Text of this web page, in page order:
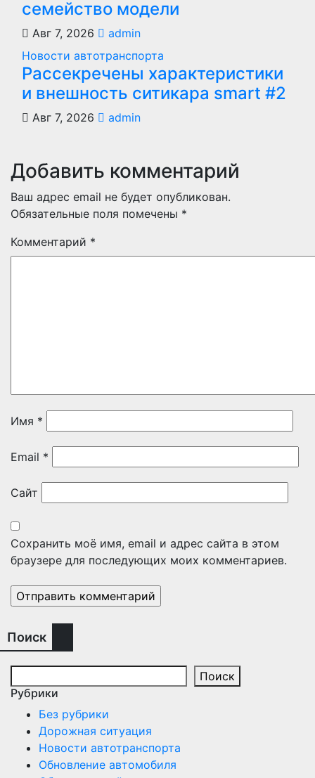
семейство модели
Авг 7, 2026
admin
Новости автотранспорта
Рассекречены характеристики
и внешность ситикара smart #2
Авг 7, 2026 admin
Добавить комментарий
Ваш адрес email не будет опубликован.
Обязательные поля помечены *
Комментарий *
Имя *
Email *
Сайт
Сохранить моё имя, email и адрес сайта в этом
браузере для последующих моих комментариев.
Поиск
Поиск
Рубрики
Без рубрики
Дорожная ситуация
Новости автотранспорта
Обновление автомобиля